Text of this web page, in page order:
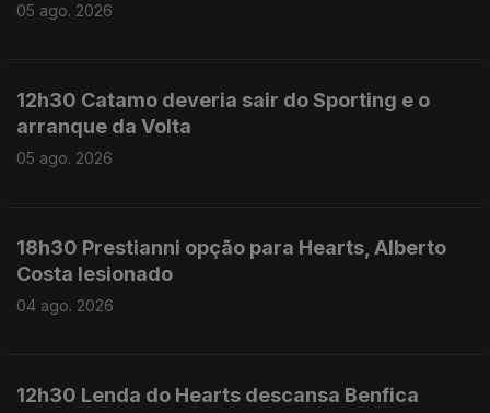
05 ago. 2026
12h30 Catamo deveria sair do Sporting e o
arranque da Volta
05 ago. 2026
18h30 Prestianni opção para Hearts, Alberto
Costa lesionado
04 ago. 2026
12h30 Lenda do Hearts descansa Benfica